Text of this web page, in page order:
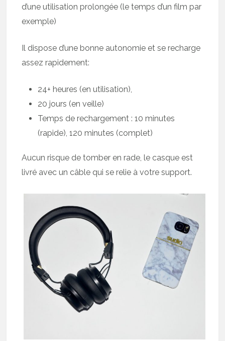
d’une utilisation prolongée (le temps d’un film par
exemple)
Il dispose d’une bonne autonomie et se recharge
assez rapidement:
24+ heures (en utilisation),
20 jours (en veille)
Temps de rechargement : 10 minutes
(rapide), 120 minutes (complet)
Aucun risque de tomber en rade, le casque est
livré avec un câble qui se relie à votre support.